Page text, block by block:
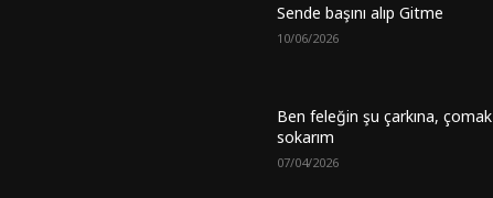
Sende başını alıp Gitme
10/06/2026
Ben feleğin şu çarkına, çomak
sokarım
07/04/2026